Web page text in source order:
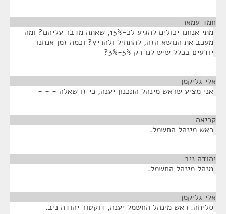
חמד עמאר
מתי אנחנו יכולים להגיע לכ-15%, שאתה מדבר עליהם? ומה
מעכב את הנושא הזה, להתחיל ולהריץ? וכמה זמן אנחנו
יודעים בכלל שיש לנו רק 5%-3%?
אלי גליקמן
אני מציע שראש מינהל התכנון יענה, כי זו שאלה - - -
קריאה
ראש מינהל החשמל.
יהודה ניב
מנהל מינהל החשמל.
אלי גליקמן
סליחה. ראש מינהל החשמל יענה, דוקטור יהודה ניב.